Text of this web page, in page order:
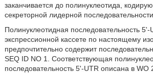
заканчивается до полинуклеотида,
секреторной лидерной
Полинуклеотидная последовательность
экспрессионной кассете по настоящему
предпочтительно содержит
SEQ ID NO 1. Соответствующая
последовательность 5'-UTR описана в WO